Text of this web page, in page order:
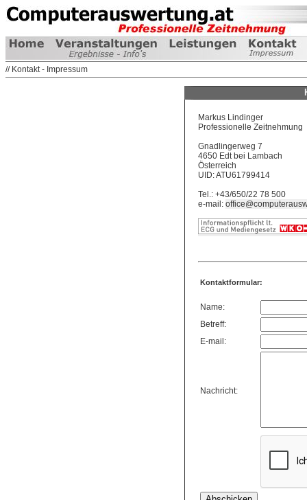
// Kontakt - Impressum
Markus Lindinger
Professionelle Zeitnehmung
Gnadlingerweg 7
4650 Edt bei Lambach
Österreich
UID: ATU61799414
Tel.: +43/650/22 78 500
e-mail:
Kontaktformular:
Name:
Betreff:
E-mail:
Nachricht: